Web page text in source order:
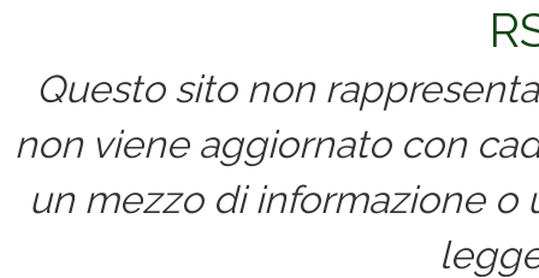
Questo sito non
non viene aggiornato con
un mezzo di informazione